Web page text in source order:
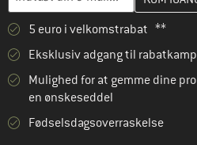
5 euro i velkomstrabat **
Eksklusiv adgang til
Mulighed for at gemme dine
en ønskeseddel
Fødselsdagsoverraskelse